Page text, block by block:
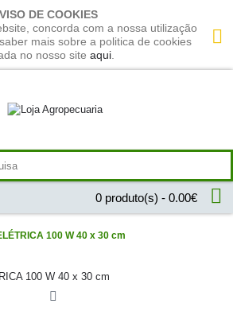
DE COOKIES
concorda com a nossa utilização
mais sobre a politica de cookies
no nosso site aqui
0 produto(s) - 0.00€
100 W 40 x 30 cm